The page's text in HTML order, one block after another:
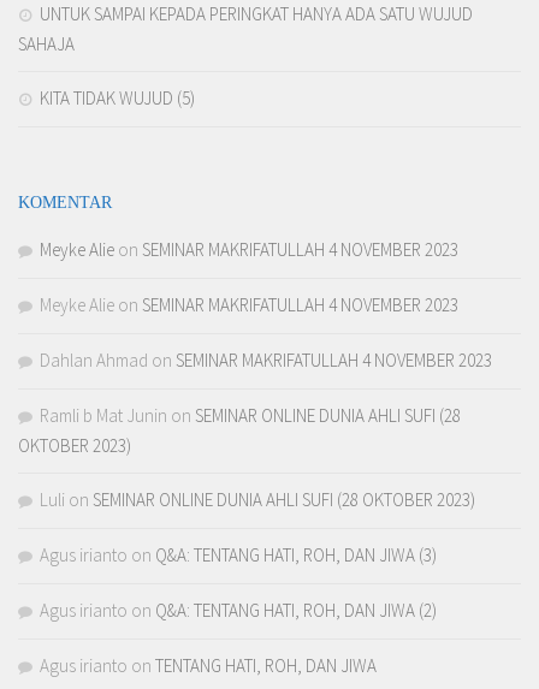
UNTUK SAMPAI KEPADA PERINGKAT HANYA ADA SATU WUJUD
SAHAJA
KITA TIDAK WUJUD (5)
KOMENTAR
Meyke Alie on SEMINAR MAKRIFATULLAH 4 NOVEMBER 2023
Meyke Alie on SEMINAR MAKRIFATULLAH 4 NOVEMBER 2023
Dahlan Ahmad on SEMINAR MAKRIFATULLAH 4 NOVEMBER 2023
Ramli b Mat Junin on SEMINAR ONLINE DUNIA AHLI SUFI (28
OKTOBER 2023)
Luli on SEMINAR ONLINE DUNIA AHLI SUFI (28 OKTOBER 2023)
Agus irianto on Q&A: TENTANG HATI, ROH, DAN JIWA (3)
Agus irianto on Q&A: TENTANG HATI, ROH, DAN JIWA (2)
Agus irianto on TENTANG HATI, ROH, DAN JIWA